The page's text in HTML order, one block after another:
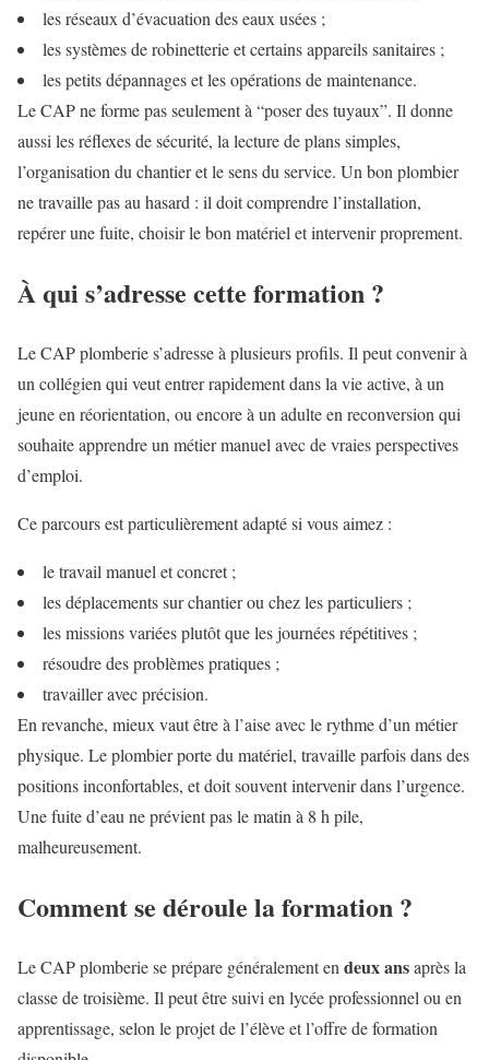
les réseaux d’évacuation des eaux usées ;
les systèmes de robinetterie et certains appareils sanitaires ;
les petits dépannages et les opérations de maintenance.
Le CAP ne forme pas seulement à “poser des tuyaux”. Il donne
aussi les réflexes de sécurité, la lecture de plans simples,
l’organisation du chantier et le sens du service. Un bon plombier
ne travaille pas au hasard : il doit comprendre l’installation,
repérer une fuite, choisir le bon matériel et intervenir proprement.
À qui s’adresse cette formation ?
Le CAP plomberie s’adresse à plusieurs profils. Il peut convenir à
un collégien qui veut entrer rapidement dans la vie active, à un
jeune en réorientation, ou encore à un adulte en reconversion qui
souhaite apprendre un métier manuel avec de vraies perspectives
d’emploi.
Ce parcours est particulièrement adapté si vous aimez :
le travail manuel et concret ;
les déplacements sur chantier ou chez les particuliers ;
les missions variées plutôt que les journées répétitives ;
résoudre des problèmes pratiques ;
travailler avec précision.
En revanche, mieux vaut être à l’aise avec le rythme d’un métier
physique. Le plombier porte du matériel, travaille parfois dans des
positions inconfortables, et doit souvent intervenir dans l’urgence.
Une fuite d’eau ne prévient pas le matin à 8 h pile,
malheureusement.
Comment se déroule la formation ?
Le CAP plomberie se prépare généralement en deux ansaprès la
classe de troisième. Il peut être suivi en lycée professionnel ou en
apprentissage, selon le projet de l’élève et l’offre de formation